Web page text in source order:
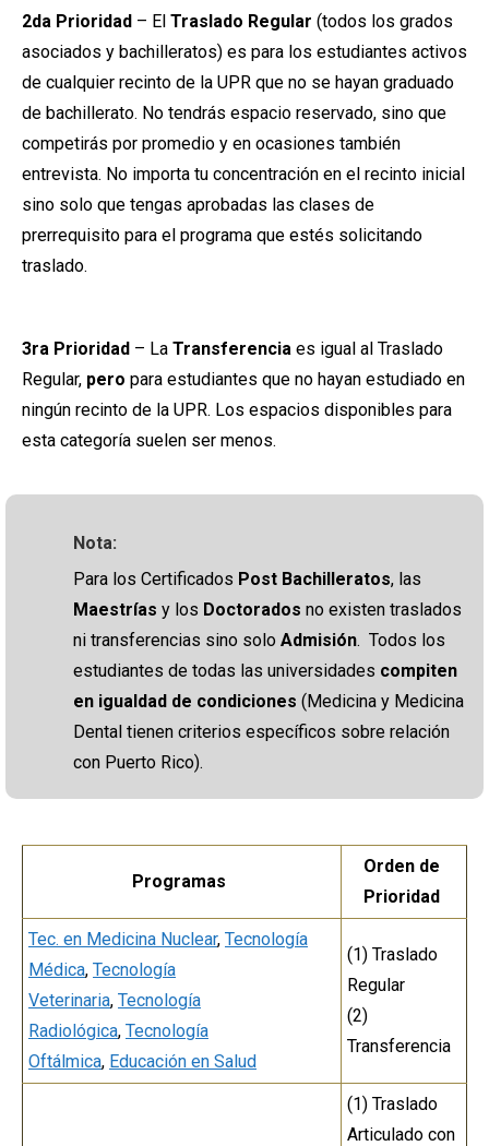
2da Prioridad – El Traslado Regular (todos los grados
asociados y bachilleratos) es para los estudiantes activos
de cualquier recinto de la UPR que no se hayan graduado
de bachillerato. No tendrás espacio reservado, sino que
competirás por promedio y en ocasiones también
entrevista. No importa tu concentración en el recinto inicial
sino solo que tengas aprobadas las clases de
prerrequisito para el programa que estés solicitando
traslado.
3ra Prioridad – La Transferencia es igual al Traslado
Regular, pero para estudiantes que no hayan estudiado en
ningún recinto de la UPR. Los espacios disponibles para
esta categoría suelen ser menos.
Nota:
Para los Certificados Post Bachilleratos, las
Maestrías y los Doctorados no existen traslados
ni transferencias sino solo Admisión. Todos los
estudiantes de todas las universidades compiten
en igualdad de condiciones (Medicina y Medicina
Dental tienen criterios específicos sobre relación
con Puerto Rico).
Programas
Orden de
Prioridad
Tec. en Medicina Nuclear, Tecnología
Médica, Tecnología
Veterinaria, Tecnología
Radiológica, Tecnología
Oftálmica, Educación en Salud
(1) Traslado
Regular
(2)
Transferencia
(1) Traslado
Articulado con